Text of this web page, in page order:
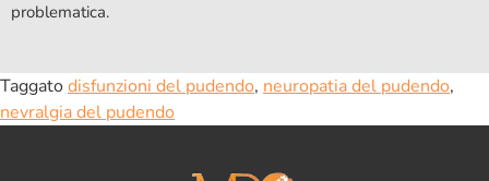
problematica.
Taggatodisfunzioni del pudendo, neuropatia del pudendo,
nevralgia del pudendo